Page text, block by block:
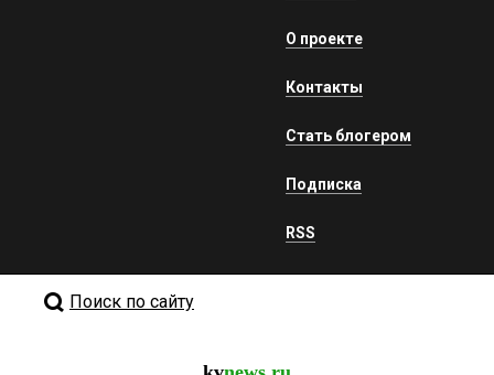
О проекте
Контакты
Стать блогером
Подписка
RSS
Поиск по сайту